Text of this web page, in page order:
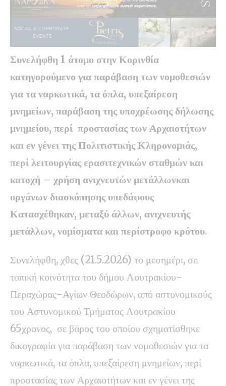
Συνελήφθη 1 άτομο στην Κορινθία
κατηγορούμενο για παράβαση των νομοθεσιών
για τα ναρκωτικά, τα όπλα, υπεξαίρεση
μνημείων, παράβαση της υποχρέωσης δήλωσης
μνημείου, περί προστασίας των Αρχαιοτήτων
και εν γένει της Πολιτιστικής Κληρονομιάς,
περί λειτουργίας ερασιτεχνικών σταθμών και
κατοχή – χρήση ανιχνευτών μετάλλωνκαι
οργάνων διασκόπησης υπεδάφους
Κατασχέθηκαν, μεταξύ άλλων, ανιχνευτής
μετάλλων, νομίσματα και περίστροφο κρότου.
Συνελήφθη, χθες (21.5.2026) το μεσημέρι, σε
τοπική κοινότητα του δήμου Λουτρακίου-
Περαχώρας-Αγίων Θεοδώρων, από αστυνομικούς
του Αστυνομικού Τμήματος Λουτρακίου
65χρονος, σε βάρος του οποίου σχηματίσθηκε
δικογραφία για παράβαση των νομοθεσιών για τα
ναρκωτικά, τα όπλα, υπεξαίρεση μνημείων, περί
προστασίας των Αρχαιοτήτων και εν γένει της